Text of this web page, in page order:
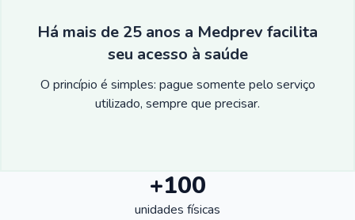
Há mais de 25 anos a Medprev facilita
seu acesso à saúde
O princípio é simples: pague somente pelo serviço
utilizado, sempre que precisar.
+100
unidades físicas